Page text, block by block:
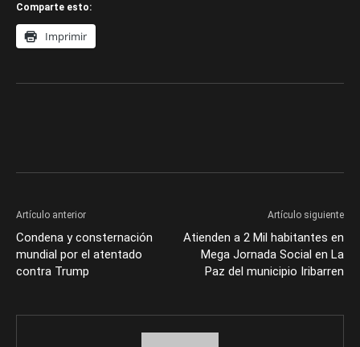
Comparte esto:
Imprimir
Artículo anterior
Condena y consternación
mundial por el atentado
contra Trump
Artículo siguiente
Atienden a 2 Mil habitantes en
Mega Jornada Social en La
Paz del municipio Iribarren